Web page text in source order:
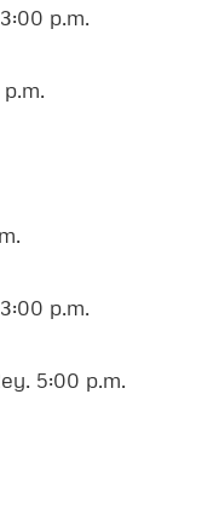
p.m.
p.m.
5:00 p.m.